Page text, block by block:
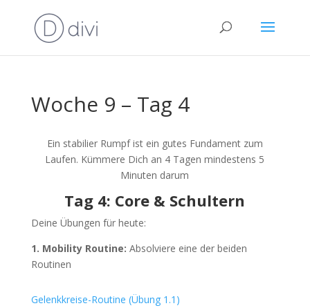
Woche 9 – Tag 4
Ein stabilier Rumpf ist ein gutes Fundament zum
Laufen. Kümmere Dich an 4 Tagen mindestens 5
Minuten darum
Tag 4: Core & Schultern
Deine Übungen für heute:
1. Mobility Routine: Absolviere eine der beiden
Routinen
Gelenkkreise-Routine (Übung 1.1)